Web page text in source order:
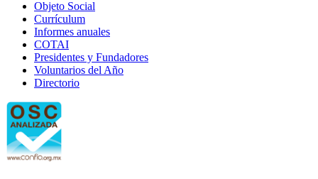
Objeto Social
Currículum
Informes anuales
COTAI
Presidentes y Fundadores
Voluntarios del Año
Directorio